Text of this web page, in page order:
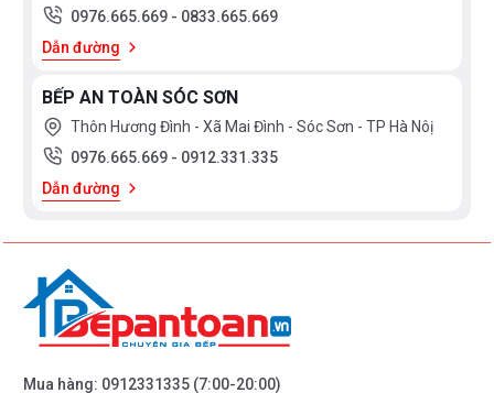
0976.665.669 - 0833.665.669
Dẫn đường
BẾP AN TOÀN SÓC SƠN
Thôn Hương Đình - Xã Mai Đình - Sóc Sơn - TP Hà Nôị
0976.665.669 - 0912.331.335
Dẫn đường
Mua hàng: 0912331335 (7:00-20:00)